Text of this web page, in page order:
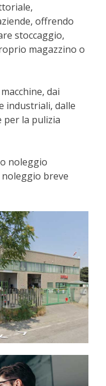
offrendo
stoccaggio,
magazzino o
dai
industriali, dalle
per la pulizia
noleggio
breve